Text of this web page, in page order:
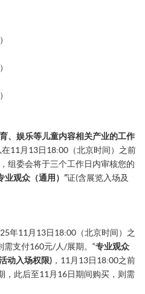
、娱乐等儿童内容相关产业的工作
在11月13日18:00（北京时间）之前
组委会将于三个工作日内审核您的
业观众（通用）”证(含展览入场及
年11月13日18:00（北京时间）之
需支付160元/人/展期。“专业观众
动入场权限) ，11月13日18:00之前
，此后至11月16日期间购买，则需